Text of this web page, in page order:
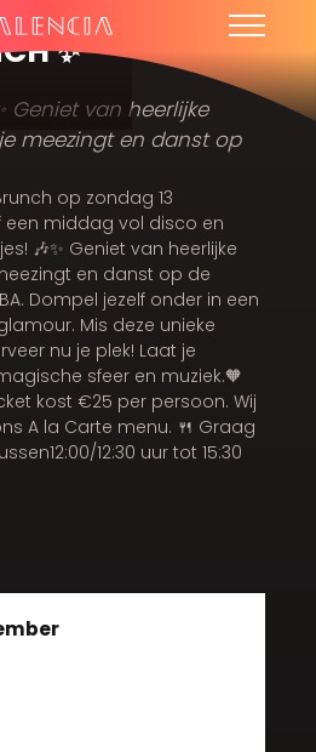
✨
Geniet van heerlijke
meezingt en danst op
op zondag 13
middag vol disco en
🎶✨ Geniet van heerlijke
en danst op de
Dompel jezelf onder in een
Mis deze unieke
nu je plek! Laat je
sfeer en muziek.🧡
kost €25 per persoon. Wij
A la Carte menu. 🍴 Graag
12:30 uur tot 15:30